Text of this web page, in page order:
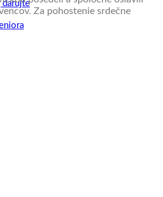
darujte
Za pohostenie srdečne